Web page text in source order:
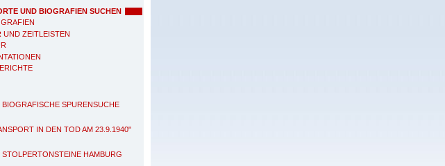
UND BIOGRAFIEN SUCHEN
UND ZEITLEISTEN
SPURENSUCHE
IN DEN TOD AM 23.9.1940"
HAMBURG